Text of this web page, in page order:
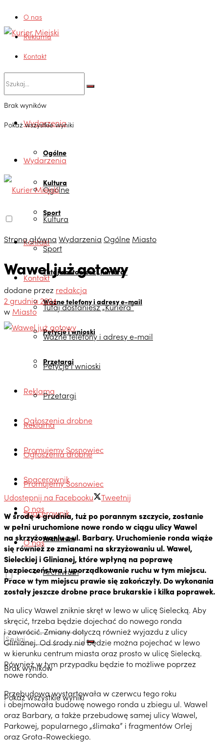
O nas
Reklama
Kontakt
Brak wyników
Pokaż wszystkie wyniki
Wydarzenia
Ogólne
Kultura
Sport
Kontakt
Tutaj dostaniesz „Kuriera”
Ważne telefony i adresy e-mail
Petycje i wnioski
Przetargi
Reklama
Ogłoszenia drobne
Promujemy Sosnowiec
Spacerownik
O nas
Archiwum
Wydarzenia
Ogólne
Kultura
Sport
Kontakt
Tutaj dostaniesz „Kuriera”
Ważne telefony i adresy e-mail
Petycje i wnioski
Przetargi
Reklama
Ogłoszenia drobne
Promujemy Sosnowiec
Spacerownik
O nas
Archiwum
Brak wyników
Pokaż wszystkie wyniki
Strona główna Wydarzenia Ogólne Miasto
Wawel już gotowy
dodane przez redakcja
2 grudnia 2024
w Miasto
Udostępnij na Facebooku
Tweetnij
W środę 4 grudnia, tuż po porannym szczycie, zostanie
w pełni uruchomione nowe rondo w ciągu ulicy Wawel
na skrzyżowaniu z ul. Barbary. Uruchomienie ronda wiąże
się również ze zmianami na skrzyżowaniu ul. Wawel,
Sieleckiej i Glinianej, które wpłyną na poprawę
bezpieczeństwa i uporządkowanie ruchu w tym miejscu.
Prace w tym miejscu prawie się zakończyły. Do wykonania
zostały jeszcze drobne prace brukarskie i kilka poprawek.
Na ulicy Wawel zniknie skręt w lewo w ulicę Sielecką. Aby
skręcić, trzeba będzie dojechać do nowego ronda
i zawrócić. Zmiany dotyczą również wyjazdu z ulicy
Glinianej. Od środy nie będzie można pojechać w lewo
w kierunku centrum miasta oraz prosto w ulicę Sielecką.
Również w tym przypadku będzie to możliwe poprzez
nowe rondo.
Przebudowa wystartowała w czerwcu tego roku
i obejmowała budowę nowego ronda u zbiegu ul. Wawel
oraz Barbary, a także przebudowę samej ulicy Wawel,
Parkowej, popularnego „ślimaka” i fragmentów Orlej
oraz Grota-Roweckiego.